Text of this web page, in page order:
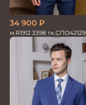
34 900 ₽
м.R1912 3398 тк.СПО42129
Костюм мужской